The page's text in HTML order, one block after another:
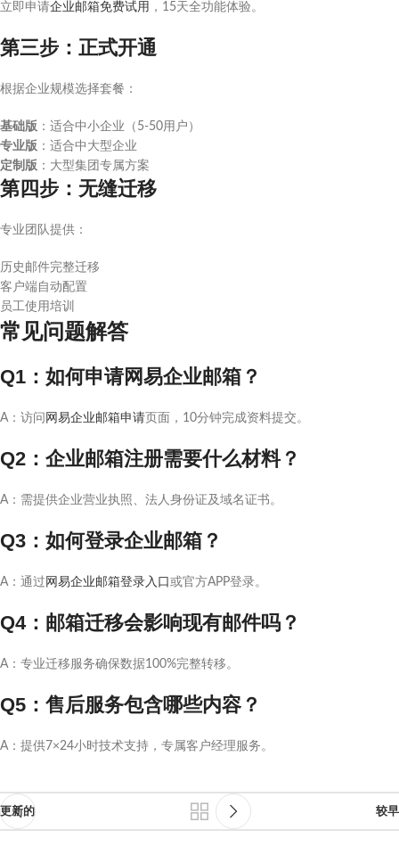
立即申请企业邮箱免费试用 ，15天全功能体验。
第三步：正式开通
根据企业规模选择套餐：
基础版 ：适合中小企业（5-50用户）
专业版 ：适合中大型企业
定制版 ：大型集团专属方案
第四步：无缝迁移
专业团队提供：
历史邮件完整迁移
客户端自动配置
员工使用培训
常见问题解答
Q1：如何申请网易企业邮箱？
A：访问 网易企业邮箱申请页面，10分钟完成资料提交。
Q2：企业邮箱注册需要什么材料？
A：需提供企业营业执照、法人身份证及域名证书。
Q3：如何登录企业邮箱？
A：通过 网易企业邮箱登录入口 或官方APP登录。
Q4：邮箱迁移会影响现有邮件吗？
A：专业迁移服务确保数据100%完整转移。
Q5：售后服务包含哪些内容？
A：提供7×24小时技术支持，专属客户经理服务。
更新的 较早